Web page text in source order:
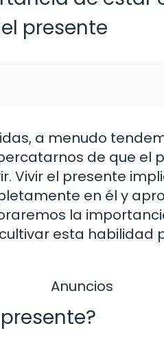
presente
a menudo
de que el
Vivir el presente
en él y
la
esta habilidad
Anuncios